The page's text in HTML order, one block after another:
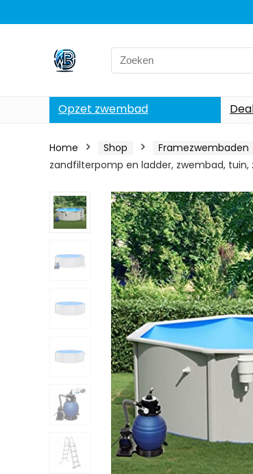
Search
for:
Opzet zwembad
Home Shop Framezwembaden
zandfilterpomp en ladder, zwembad,